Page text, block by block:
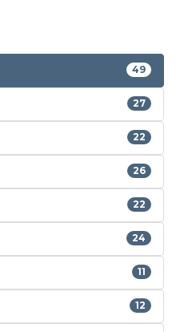
49
27
22
26
22
24
11
12